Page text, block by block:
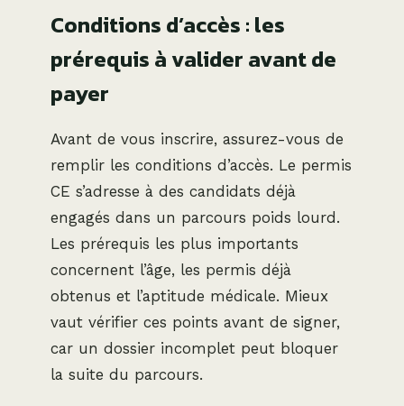
Conditions d’accès : les
prérequis à valider avant de
payer
Avant de vous inscrire, assurez-vous de
remplir les conditions d’accès. Le permis
CE s’adresse à des candidats déjà
engagés dans un parcours poids lourd.
Les prérequis les plus importants
concernent l’âge, les permis déjà
obtenus et l’aptitude médicale. Mieux
vaut vérifier ces points avant de signer,
car un dossier incomplet peut bloquer
la suite du parcours.